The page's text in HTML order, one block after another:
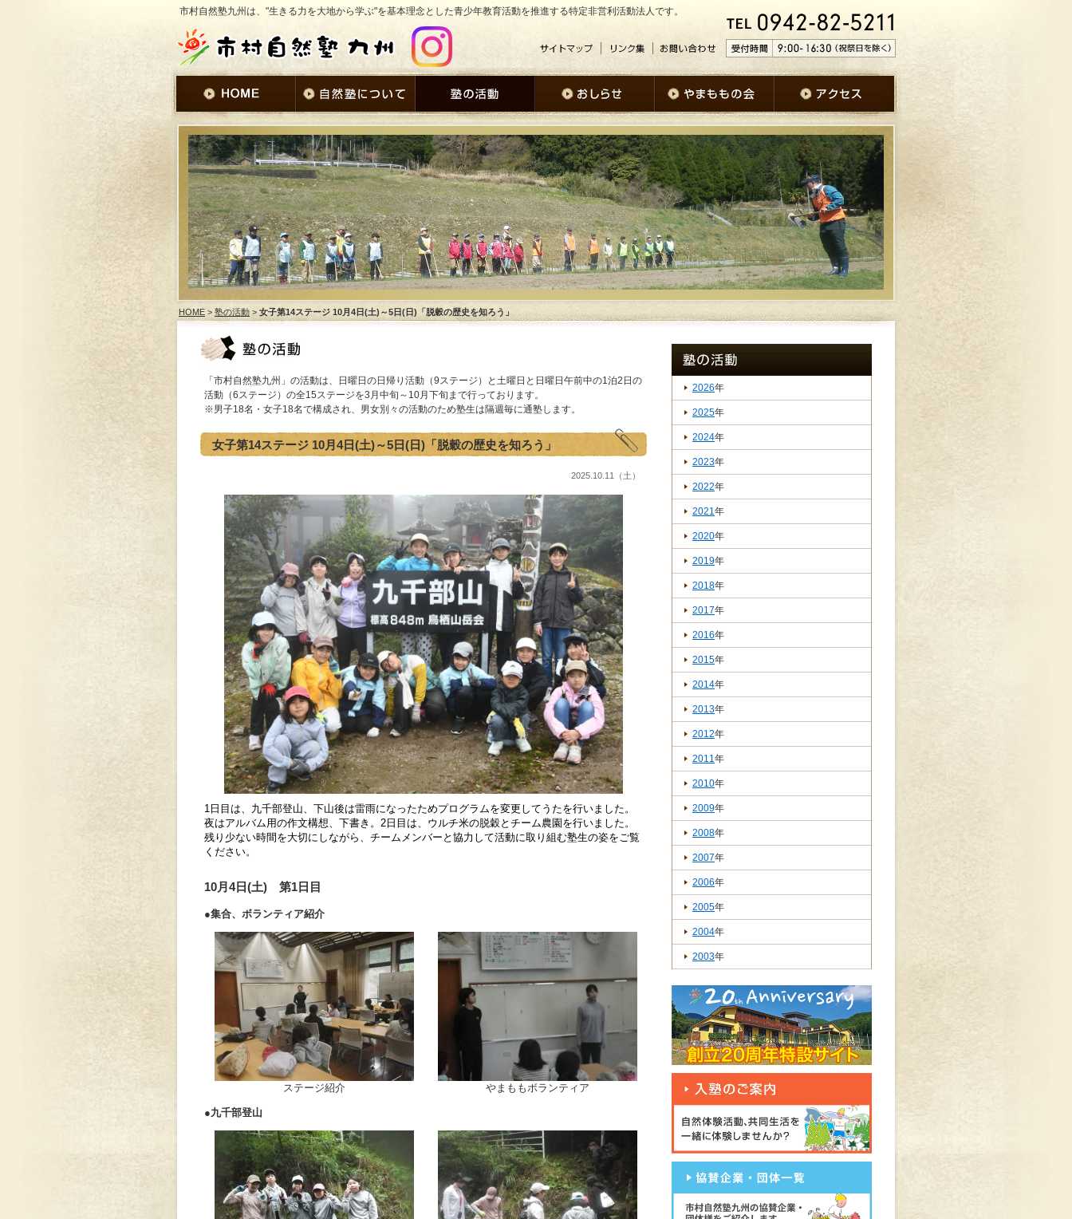
市村自然塾九州は、"生きる力を大地から学ぶ"を基本理念とした青少年教育活動を推進する特定非営利活動法人です。
HOME > 塾の活動 > 女子第14ステージ 10月4日(土)～5日(日)「脱穀の歴史を知ろう」
「市村自然塾九州」の活動は、日曜日の日帰り活動（9ステージ）と土曜日と日曜日午前中の1泊2日の
活動（6ステージ）の全15ステージを3月中旬～10月下旬まで行っております。
※男子18名・女子18名で構成され、男女別々の活動のため塾生は隔週毎に通塾します。
女子第14ステージ 10月4日(土)～5日(日)「脱穀の歴史を知ろう」
2025.10.11（土）
1日目は、九千部登山、下山後は雷雨になったためプログラムを変更してうたを行いました。
夜はアルバム用の作文構想、下書き。2日目は、ウルチ米の脱穀とチーム農園を行いました。
残り少ない時間を大切にしながら、チームメンバーと協力して活動に取り組む塾生の姿をご覧
ください。
10月4日(土) 第1日目
●集合、ボランティア紹介
ステージ紹介 やまももボランティア
●九千部登山
2026年
2025年
2024年
2023年
2022年
2021年
2020年
2019年
2018年
2017年
2016年
2015年
2014年
2013年
2012年
2011年
2010年
2009年
2008年
2007年
2006年
2005年
2004年
2003年